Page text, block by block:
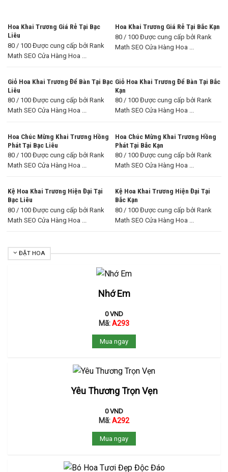
Hoa Khai Trương Giá Rẻ Tại Bạc
Liêu
80 / 100 Được cung cấp bởi Rank
Math SEO Cửa Hàng Hoa ...
Hoa Khai Trương Giá Rẻ Tại Bắc Kạn
80 / 100 Được cung cấp bởi Rank
Math SEO Cửa Hàng Hoa ...
Giỏ Hoa Khai Trương Để Bàn Tại Bạc
Liêu
80 / 100 Được cung cấp bởi Rank
Math SEO Cửa Hàng Hoa ...
Giỏ Hoa Khai Trương Để Bàn Tại Bắc
Kạn
80 / 100 Được cung cấp bởi Rank
Math SEO Cửa Hàng Hoa ...
Hoa Chúc Mừng Khai Trương Hồng
Phát Tại Bạc Liêu
80 / 100 Được cung cấp bởi Rank
Math SEO Cửa Hàng Hoa ...
Hoa Chúc Mừng Khai Trương Hồng
Phát Tại Bắc Kạn
80 / 100 Được cung cấp bởi Rank
Math SEO Cửa Hàng Hoa ...
Kệ Hoa Khai Trương Hiện Đại Tại
Bạc Liêu
80 / 100 Được cung cấp bởi Rank
Math SEO Cửa Hàng Hoa ...
Kệ Hoa Khai Trương Hiện Đại Tại
Bắc Kạn
80 / 100 Được cung cấp bởi Rank
Math SEO Cửa Hàng Hoa ...
ĐẶT HOA
Nhớ Em
0VND
Mã:A293
Mua ngay
Yêu Thương Trọn Vẹn
0VND
Mã:A292
Mua ngay